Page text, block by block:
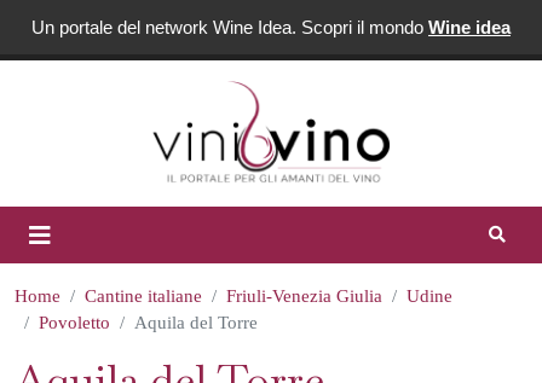
Un portale del network Wine Idea. Scopri il mondo Wine idea
Home Cantine italiane Friuli-Venezia Giulia
Udine
Povoletto
Aquila del Torre